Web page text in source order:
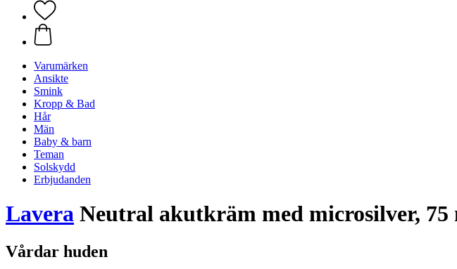
Varumärken
Ansikte
Smink
Kropp & Bad
Hår
Män
Baby & barn
Teman
Solskydd
Erbjudanden
Lavera Neutral akutkräm med microsilver, 75
Vårdar huden